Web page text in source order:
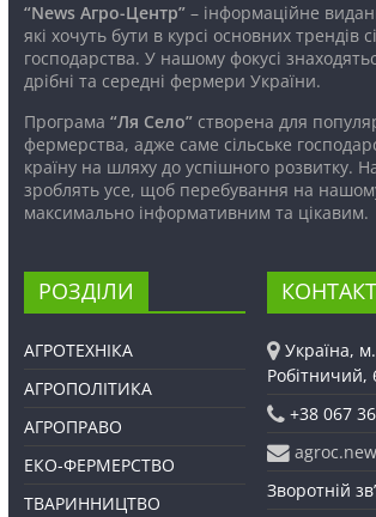
“News Агро-Центр”– інформаційне
які хочуть бути в курсі основних трендів
господарства. У нашому фокусі
дрібні та середні фермери України.
Програма “Ля Село”створена для
фермерства, адже саме сільське
країну на шляху до успішного розвитку.
зроблять усе, щоб перебування на
максимально інформативним та цікавим.
РОЗДІЛИ
АГРОТЕХНІКА
АГРОПОЛІТИКА
АГРОПРАВО
ЕКО-ФЕРМЕРСТВО
ТВАРИННИЦТВО
Україна,
Робітничий,
+38 067
Зворотній